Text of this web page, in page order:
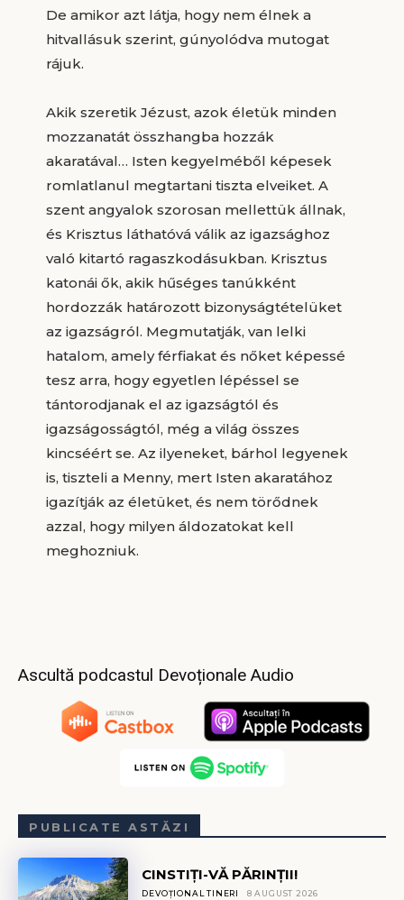
De amikor azt látja, hogy nem élnek a
hitvallásuk szerint, gúnyolódva mutogat
rájuk.
Akik szeretik Jézust, azok életük minden
mozzanatát összhangba hozzák
akaratával… Isten kegyelméből képesek
romlatlanul megtartani tiszta elveiket. A
szent angyalok szorosan mellettük állnak,
és Krisztus láthatóvá válik az igazsághoz
való kitartó ragaszkodásukban. Krisztus
katonái ők, akik hűséges tanúkként
hordozzák határozott bizonyságtételüket
az igazságról. Megmutatják, van lelki
hatalom, amely férfiakat és nőket képessé
tesz arra, hogy egyetlen lépéssel se
tántorodjanak el az igazságtól és
igazságosságtól, még a világ összes
kincséért se. Az ilyeneket, bárhol legyenek
is, tiszteli a Menny, mert Isten akaratához
igazítják az életüket, és nem törődnek
azzal, hogy milyen áldozatokat kell
meghozniuk.
Ascultă podcastul Devoționale Audio
PUBLICATE ASTĂZI
CINSTIȚI-VĂ PĂRINȚII!
DEVOȚIONAL TINERI 8 AUGUST 2026